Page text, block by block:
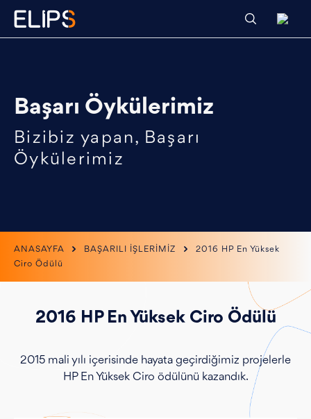
Başarı Öykülerimiz
Bizibiz yapan, Başarı
Öykülerimiz
ANASAYFA BAŞARILI İŞLERİMİZ
2016 HP En Yüksek
Ciro Ödülü
2016 HP En Yüksek Ciro Ödülü
2015 mali yılı içerisinde hayata geçirdiğimiz projelerle
HP En Yüksek Ciro ödülünü kazandık.